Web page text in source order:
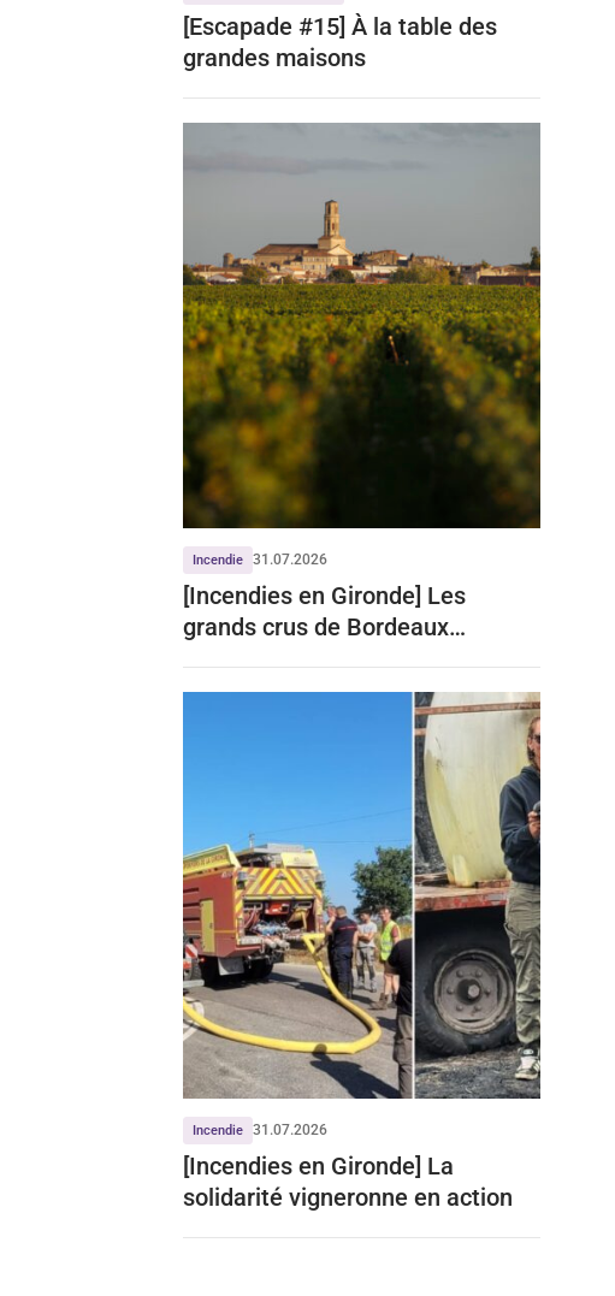
[Escapade #15] À la table des
grandes maisons
Incendie 31.07.2026
[Incendies en Gironde] Les
grands crus de Bordeaux
Incendie 31.07.2026
[Incendies en Gironde] La
solidarité vigneronne en action